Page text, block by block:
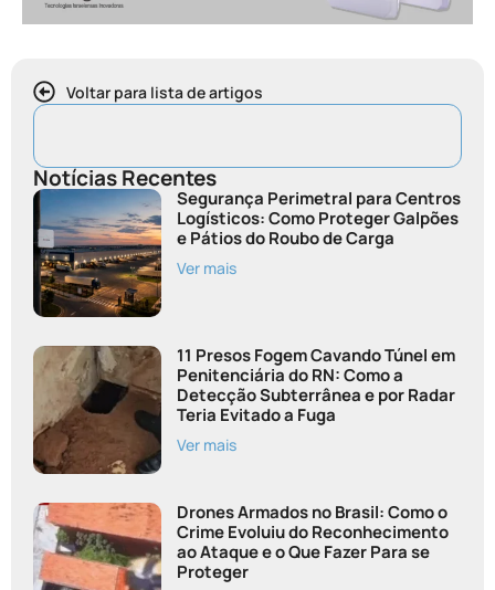
Voltar para lista de artigos
Notícias Recentes
Segurança Perimetral para Centros
Logísticos: Como Proteger Galpões
e Pátios do Roubo de Carga
Ver mais
11 Presos Fogem Cavando Túnel em
Penitenciária do RN: Como a
Detecção Subterrânea e por Radar
Teria Evitado a Fuga
Ver mais
Drones Armados no Brasil: Como o
Crime Evoluiu do Reconhecimento
ao Ataque e o Que Fazer Para se
Proteger